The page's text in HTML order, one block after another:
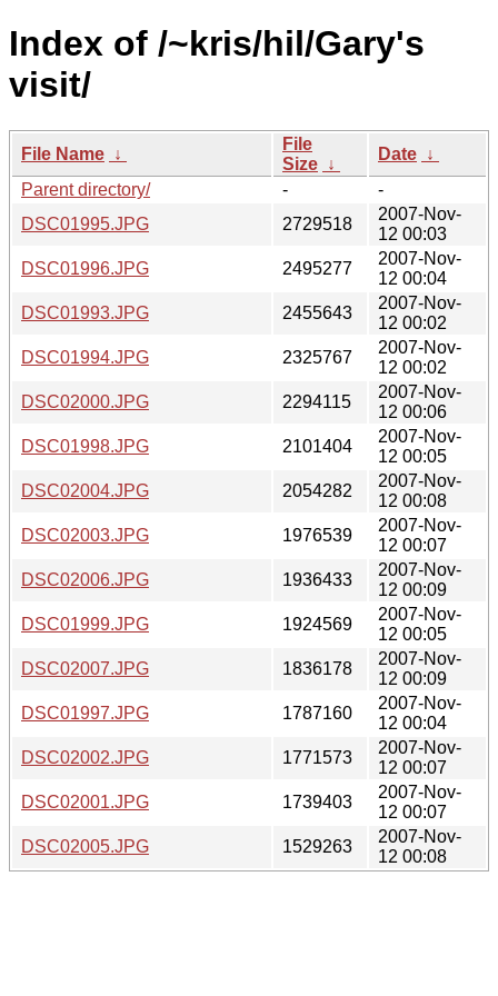
Index of /~kris/hil/Gary's
visit/
File Name ↓
File
Size ↓
Date ↓
Parent directory/
-
-
DSC01995.JPG
2729518
2007-Nov-
12 00:03
DSC01996.JPG
2495277
2007-Nov-
12 00:04
DSC01993.JPG
2455643
2007-Nov-
12 00:02
DSC01994.JPG
2325767
2007-Nov-
12 00:02
DSC02000.JPG
2294115
2007-Nov-
12 00:06
DSC01998.JPG
2101404
2007-Nov-
12 00:05
DSC02004.JPG
2054282
2007-Nov-
12 00:08
DSC02003.JPG
1976539
2007-Nov-
12 00:07
DSC02006.JPG
1936433
2007-Nov-
12 00:09
DSC01999.JPG
1924569
2007-Nov-
12 00:05
DSC02007.JPG
1836178
2007-Nov-
12 00:09
DSC01997.JPG
1787160
2007-Nov-
12 00:04
DSC02002.JPG
1771573
2007-Nov-
12 00:07
DSC02001.JPG
1739403
2007-Nov-
12 00:07
DSC02005.JPG
1529263
2007-Nov-
12 00:08